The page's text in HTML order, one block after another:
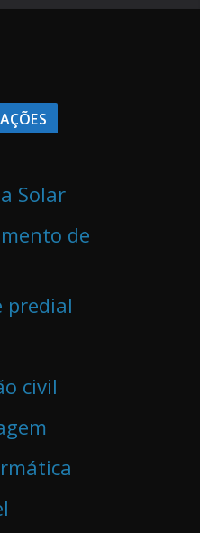
Solar
de
predial
civil